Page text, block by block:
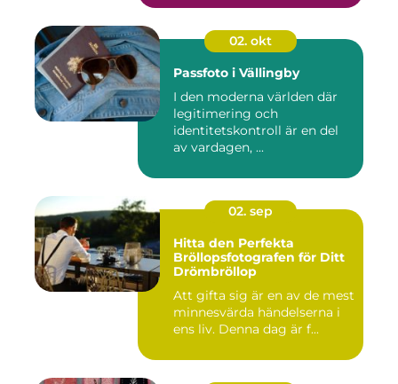
02. okt
Passfoto i Vällingby
I den moderna världen där
legitimering och
identitetskontroll är en del
av vardagen, ...
02. sep
Hitta den Perfekta
Bröllopsfotografen för Ditt
Drömbröllop
Att gifta sig är en av de mest
minnesvärda händelserna i
ens liv. Denna dag är f...